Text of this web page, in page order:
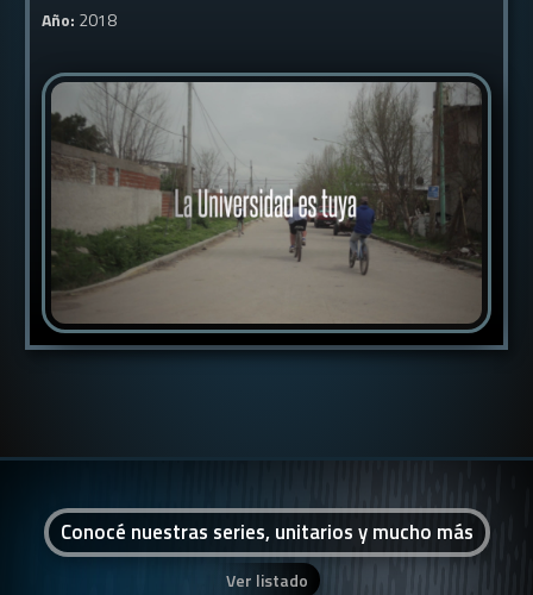
Año: 2018
Conocé nuestras series, unitarios y mucho más
Ver listado